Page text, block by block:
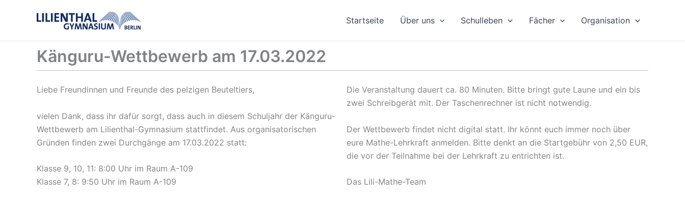
Startseite Über uns Schulleben Fächer Organisation
Känguru-Wettbewerb am 17.03.2022
Liebe Freundinnen und Freunde des pelzigen Beuteltiers,
vielen Dank, dass ihr dafür sorgt, dass auch in diesem Schuljahr der Känguru-
Wettbewerb am Lilienthal-Gymnasium stattfindet. Aus organisatorischen
Gründen finden zwei Durchgänge am 17.03.2022 statt:
Klasse 9, 10, 11: 8:00 Uhr im Raum A-109
Klasse 7, 8: 9:50 Uhr im Raum A-109
Die Veranstaltung dauert ca. 80 Minuten. Bitte bringt gute Laune und ein bis
zwei Schreibgerät mit. Der Taschenrechner ist nicht notwendig.
Der Wettbewerb findet nicht digital statt. Ihr könnt euch immer noch über
eure Mathe-Lehrkraft anmelden. Bitte denkt an die Startgebühr von 2,50 EUR,
die vor der Teilnahme bei der Lehrkraft zu entrichten ist.
Das Lili-Mathe-Team